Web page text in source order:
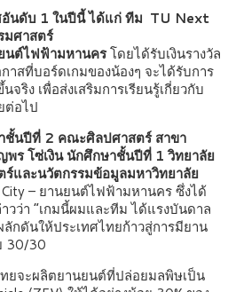
นดับ 1 ในปีนี้ ได้แก่ทีม TU Next
มศาสตร์
นต์ไฟฟ้ามหานครโดยได้รับเงินรางวัล
สที่บอร์ดเกมของน้องๆ จะได้รับการ
ง เพื่อส่งเสริมการเรียนรู้เกี่ยวกับ
ต่อไป
ชั้นปีที่ 2 คณะศิลปศาสตร์​ สาขา
พร​ โซ่เงิน นักศึกษาชั้นปีที่ 1 วิทยาลัย
ร์​และนวัตกรรมข้อมูลมหาวิทยาลัย
– ยานยนต์ไฟฟ้ามหานคร ซึ่งได้
วว่า “เกมนี้ผมและทีม ได้แรงบันดาล
กดันให้ประเทศไทยก้าวสู่การมียาน
30/30
ยจะผลิตยานยนต์ที่ปล่อยมลพิษเป็น